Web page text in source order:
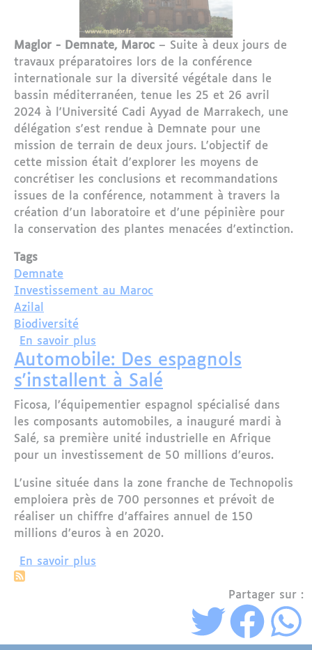
Maglor - Demnate, Maroc – Suite à deux jours de
travaux préparatoires lors de la conférence
internationale sur la diversité végétale dans le
bassin méditerranéen, tenue les 25 et 26 avril
2024 à l'Université Cadi Ayyad de Marrakech, une
délégation s'est rendue à Demnate pour une
mission de terrain de deux jours. L'objectif de
cette mission était d'explorer les moyens de
concrétiser les conclusions et recommandations
issues de la conférence, notamment à travers la
création d'un laboratoire et d'une pépinière pour
la conservation des plantes menacées d'extinction.
Tags
Demnate
Investissement au Maroc
Azilal
Biodiversité
En savoir plus
Automobile: Des espagnols
s'installent à Salé
Ficosa, l’équipementier espagnol spécialisé dans
les composants automobiles, a inauguré mardi à
Salé, sa première unité industrielle en Afrique
pour un investissement de 50 millions d’euros.
L’usine située dans la zone franche de Technopolis
emploiera près de 700 personnes et prévoit de
réaliser un chiffre d’affaires annuel de 150
millions d’euros à en 2020.
En savoir plus
Partager sur :